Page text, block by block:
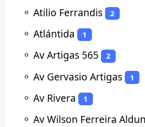
⚬ Atilio Ferrandis 2
⚬ Atlántida 1
⚬ Av Artigas 565 2
⚬ Av Gervasio Artigas 1
⚬ Av Rivera 1
⚬ Av Wilson Ferreira